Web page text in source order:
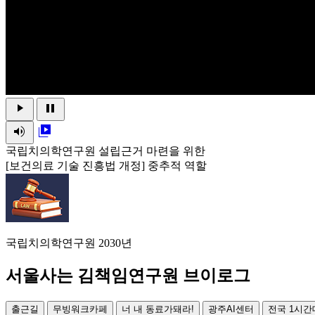
play_arrow
pause
volume_up
video_library
국립치의학연구원 설립근거 마련을 위한
[보건의료 기술 진흥법 개정] 중추적 역할
국립치의학연구원 2030년
서울사는 김책임연구원 브이로그
출근길 무빙워크카페 너 내 동료가돼라! 광주AI센터 전국 1시간